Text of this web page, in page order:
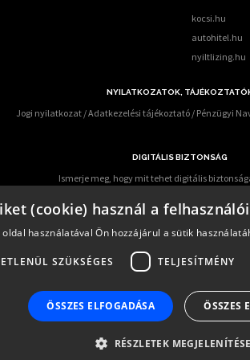
kocsi.hu
autohitel.hu
nyiltlizing.hu
NYILATKOZATOK,
Jogi nyilatkozat /Adatkezelési tájékoztató / Pénzügyi
DIGITÁLIS BIZTONSÁG
Ismerje meg, hogy mit tehet digitális
alábbi elérhetőségen keresztül informálódhatnak a
értékesítése során alapvető fontosságúnak tartja
Pénzügyi Fogyasztóvédelmi Központ előírásainak megfelelő
0,0%-tól 30,25%-ig
(cookie) használ a
oldal használatával Ön hozzájárul a sütik
SZÜKSÉGES TELJESÍTMÉNY
ÖSSZES ELFOGADÁSA ÖSSZES
RÉSZLETEK MEGJELENÍTÉSE